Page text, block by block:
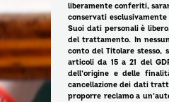
liberamente conferiti,
conservati
Suoi dati personali è
del trattamento. In
conto del Titolare stesso,
articoli da 15 a 21 del
dell’origine e delle
cancellazione dei dati
proporre reclamo a